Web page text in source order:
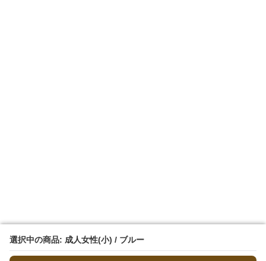
選択中の商品: 成人女性(小) / ブルー
選択中の商品: 成人女性(小) / ブルー